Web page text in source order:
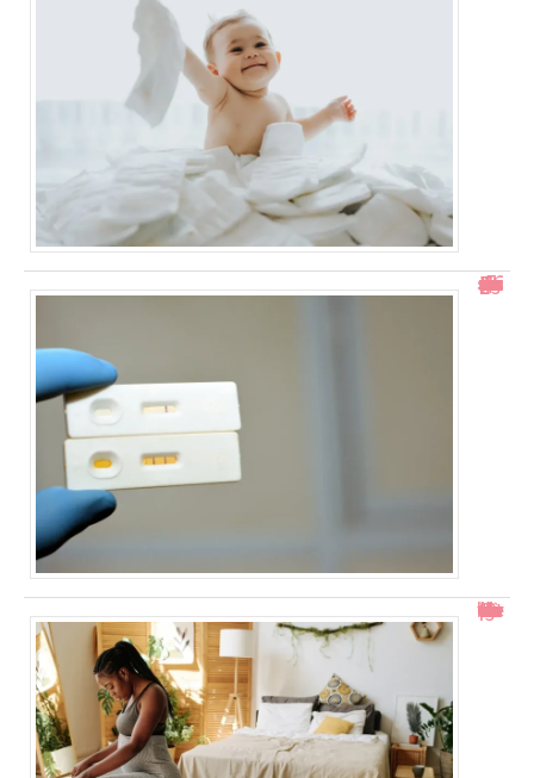
Test de grossesse positif mais prise de sang négative : explications
Col ouvert à 1 doigt : accouchement dans combien de temps ?